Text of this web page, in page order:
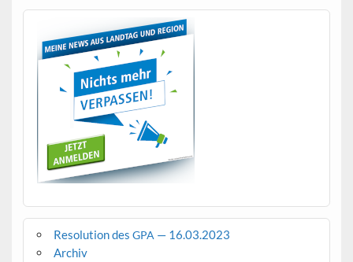
Resolution des GPA — 16.03.2023
Archiv